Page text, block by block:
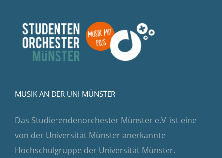
MUSIK AN DER UNI MÜNSTER
Das Studierendenorchester Münster e.V. ist eine
von der Universität Münster anerkannte
Hochschulgruppe der Universität Münster.